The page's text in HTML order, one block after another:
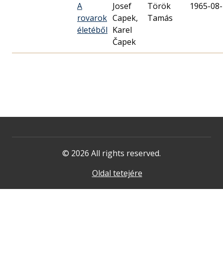
A
rovarok
életéből
Josef
Capek,
Karel
Čapek
Török
Tamás
1965-
© 2026 All rights reserved.
Oldal tetejére